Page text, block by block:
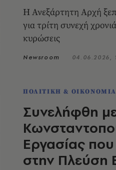
Η Ανεξάρτητη Αρχή
για τρίτη συνεχή
κυρώσεις
Newsroom 04.06.2026,
ΠΟΛΙΤΙΚΗ & ΟΙΚΟΝΟΜΙΑ
Συνελήφθη
Εργασίας
στην Πλεύση